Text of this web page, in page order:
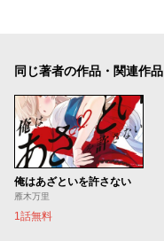
同じ著者の作品・関連作品
俺はあざといを許さない
雁木万里
1話無料